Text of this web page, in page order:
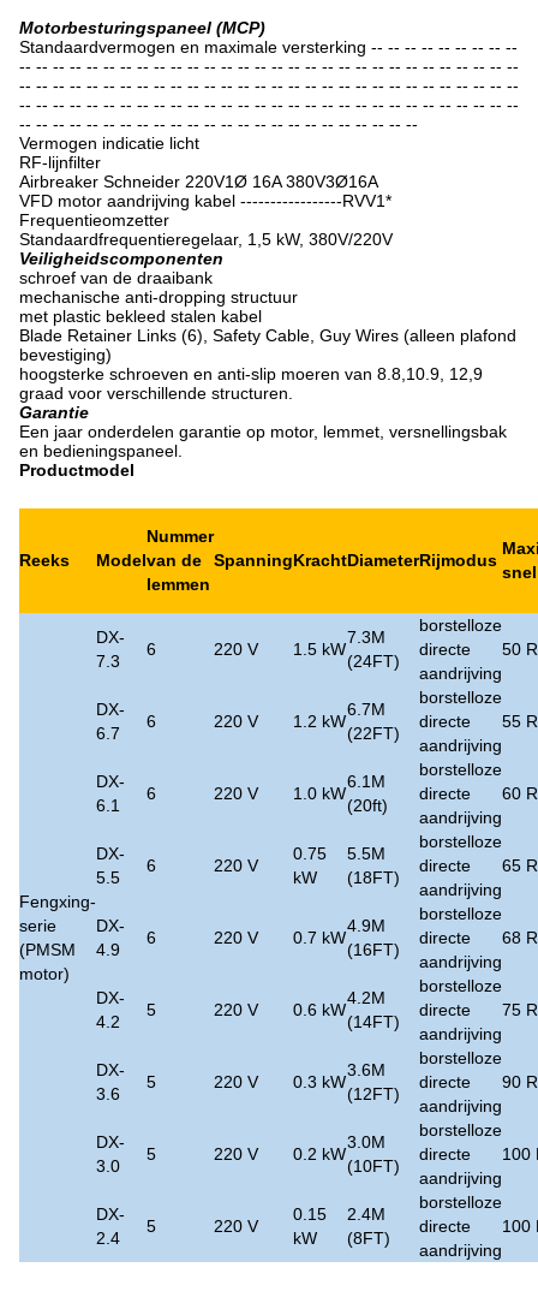
Motorbesturingspaneel (MCP)
Standaardvermogen en maximale versterking -- -- -- -- -- -- -- -- --
-- -- -- -- -- -- -- -- -- -- -- -- -- -- -- -- -- -- -- -- -- -- -- -- -- -- -- -- -- --
-- -- -- -- -- -- -- -- -- -- -- -- -- -- -- -- -- -- -- -- -- -- -- -- -- -- -- -- -- --
-- -- -- -- -- -- -- -- -- -- -- -- -- -- -- -- -- -- -- -- -- -- -- -- -- -- -- -- -- --
-- -- -- -- -- -- -- -- -- -- -- -- -- -- -- -- -- -- -- -- -- -- -- --
Vermogen indicatie licht
RF-lijnfilter
Airbreaker Schneider 220V1Ø 16A 380V3Ø16A
VFD motor aandrijving kabel -----------------RVV1*
Frequentieomzetter
Standaardfrequentieregelaar, 1,5 kW, 380V/220V
Veiligheidscomponenten
schroef van de draaibank
mechanische anti-dropping structuur
met plastic bekleed stalen kabel
Blade Retainer Links (6), Safety Cable, Guy Wires (alleen plafond
bevestiging)
hoogsterke schroeven en anti-slip moeren van 8.8,10.9, 12,9
graad voor verschillende structuren.
Garantie
Een jaar onderdelen garantie op motor, lemmet, versnellingsbak
en bedieningspaneel.
Productmodel
Reeks Model
Nummer
van de
lemmen
SpanningKrachtDiameterRijmodus
Fengxing-
serie
(PMSM
motor)
DX-
7.3
6 220 V 1.5 kW
7.3M
(24FT)
borstelloze
directe
aandrijving
50
DX-
6.7
6 220 V 1.2 kW
6.7M
(22FT)
borstelloze
directe
aandrijving
55
DX-
6.1
6 220 V 1.0 kW
6.1M
(20ft)
borstelloze
directe
aandrijving
60
DX-
5.5
6 220 V
0.75
kW
5.5M
(18FT)
borstelloze
directe
aandrijving
65
DX-
4.9
6 220 V 0.7 kW
4.9M
(16FT)
borstelloze
directe
aandrijving
68
DX-
4.2
5 220 V 0.6 kW
4.2M
(14FT)
borstelloze
directe
aandrijving
75
DX-
3.6
5 220 V 0.3 kW
3.6M
(12FT)
borstelloze
directe
aandrijving
90
DX-
3.0
5 220 V 0.2 kW
3.0M
(10FT)
borstelloze
directe
aandrijving
100
DX-
2.4
5 220 V
0.15
kW
2.4M
(8FT)
borstelloze
directe
aandrijving
100